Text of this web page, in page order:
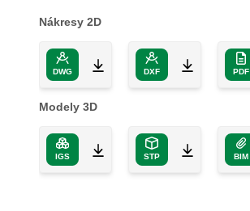
Nákresy 2D
DWG DXF PDF
Modely 3D
IGS STP BIM